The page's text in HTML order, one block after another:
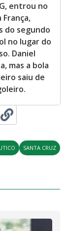
entrou no
França,
do segundo
no lugar do
Daniel
mas a bola
saiu de
SANTA CRUZ